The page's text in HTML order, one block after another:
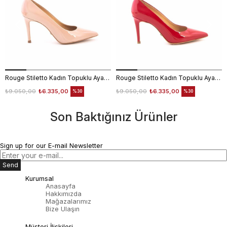
Rouge Stiletto Kadın Topuklu Ayakkabı 4924-02V8
₺6.335,00
₺9.050,00 %30
Rouge Stiletto Kadın Topuklu Ayakkabı 4924-02V8
₺6.335,00
₺9.050,00 %30
Son Baktığınız Ürünler
Sign up for our E-mail Newsletter
Send
Kurumsal
Anasayfa
Hakkımızda
Mağazalarımız
Bize Ulaşın